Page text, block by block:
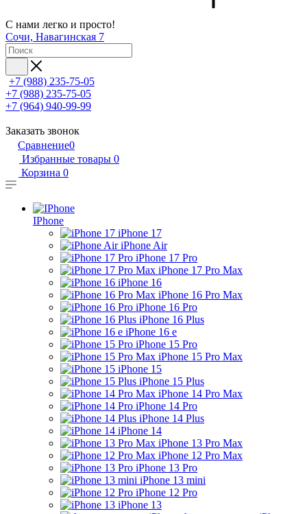
С нами легко и просто!
Сочи, Навагинская 7
+7 (988) 235-75-05
+7 (988) 235-75-05
+7 (964) 940-99-99
Заказать звонок
Сравнение0
Избранные товары 0
Корзина 0
IPhone
iPhone 17
iPhone Air
iPhone 17 Pro
iPhone 17 Pro Max
iPhone 16
iPhone 16 Pro Max
iPhone 16 Pro
iPhone 16 Plus
iPhone 16 e
iPhone 15 Pro
iPhone 15 Pro Max
iPhone 15
iPhone 15 Plus
iPhone 14 Pro Max
iPhone 14 Pro
iPhone 14 Plus
iPhone 14
iPhone 13 Pro Max
iPhone 12 Pro Max
iPhone 13 Pro
iPhone 13 mini
iPhone 12 Pro
iPhone 13